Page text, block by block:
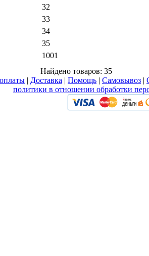
32
33
34
35
1001
Найдено товаров: 35
| Доставка | Помощь | Самовывоз |
политики в отношении обработки